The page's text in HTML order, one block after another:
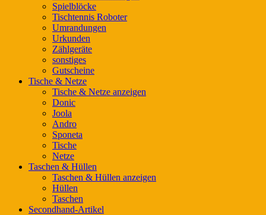
Spielblöcke
Tischtennis Roboter
Umrandungen
Urkunden
Zählgeräte
sonstiges
Gutscheine
Tische & Netze
Tische & Netze anzeigen
Donic
Joola
Andro
Sponeta
Tische
Netze
Taschen & Hüllen
Taschen & Hüllen anzeigen
Hüllen
Taschen
Secondhand-Artikel